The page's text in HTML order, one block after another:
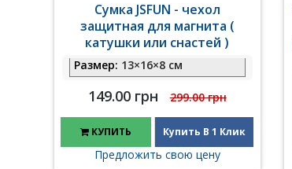
Сумка JSFUN - чехол
защитная для магнита (
катушки или снастей )
Размер: 13×16×8 см
149.00 грн 299.00 грн
КУПИТЬ Купить В 1 Клик
Предложить свою цену